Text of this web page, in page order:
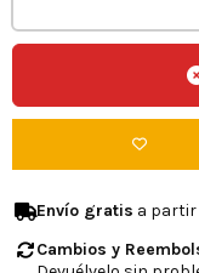
Envío gratis a partir
Cambios y